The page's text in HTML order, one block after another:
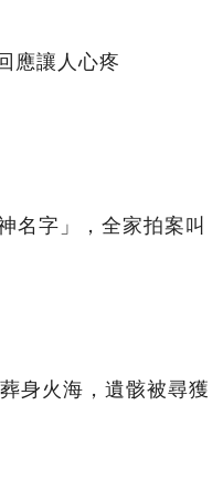
應讓人心疼
名字」，全家拍案叫
身火海，遺骸被尋獲